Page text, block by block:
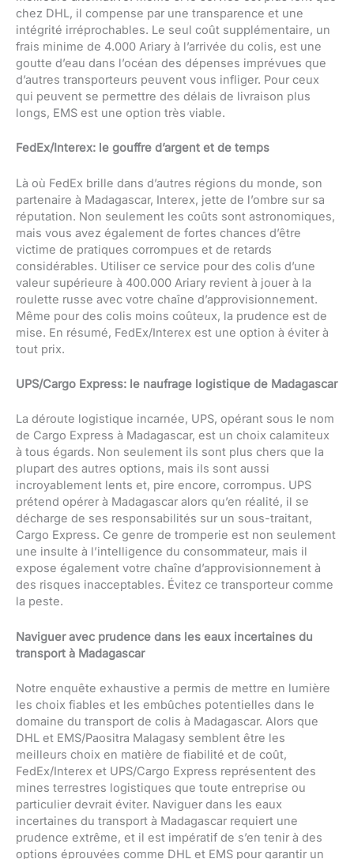
chez DHL, il compense par une transparence et une
intégrité irréprochables. Le seul coût supplémentaire, un
frais minime de 4.000 Ariary à l’arrivée du colis, est une
goutte d’eau dans l’océan des dépenses imprévues que
d’autres transporteurs peuvent vous infliger. Pour ceux
qui peuvent se permettre des délais de livraison plus
longs, EMS est une option très viable.
FedEx/Interex: le gouffre d’argent et de temps
Là où FedEx brille dans d’autres régions du monde, son
partenaire à Madagascar, Interex, jette de l’ombre sur sa
réputation. Non seulement les coûts sont astronomiques,
mais vous avez également de fortes chances d’être
victime de pratiques corrompues et de retards
considérables. Utiliser ce service pour des colis d’une
valeur supérieure à 400.000 Ariary revient à jouer à la
roulette russe avec votre chaîne d’approvisionnement.
Même pour des colis moins coûteux, la prudence est de
mise. En résumé, FedEx/Interex est une option à éviter à
tout prix.
UPS/Cargo Express: le naufrage logistique de Madagascar
La déroute logistique incarnée, UPS, opérant sous le nom
de Cargo Express à Madagascar, est un choix calamiteux
à tous égards. Non seulement ils sont plus chers que la
plupart des autres options, mais ils sont aussi
incroyablement lents et, pire encore, corrompus. UPS
prétend opérer à Madagascar alors qu’en réalité, il se
décharge de ses responsabilités sur un sous-traitant,
Cargo Express. Ce genre de tromperie est non seulement
une insulte à l’intelligence du consommateur, mais il
expose également votre chaîne d’approvisionnement à
des risques inacceptables. Évitez ce transporteur comme
la peste.
Naviguer avec prudence dans les eaux incertaines du
transport à Madagascar
Notre enquête exhaustive a permis de mettre en lumière
les choix fiables et les embûches potentielles dans le
domaine du transport de colis à Madagascar. Alors que
DHL et EMS/Paositra Malagasy semblent être les
meilleurs choix en matière de fiabilité et de coût,
FedEx/Interex et UPS/Cargo Express représentent des
mines terrestres logistiques que toute entreprise ou
particulier devrait éviter. Naviguer dans les eaux
incertaines du transport à Madagascar requiert une
prudence extrême, et il est impératif de s’en tenir à des
options éprouvées comme DHL et EMS pour garantir un